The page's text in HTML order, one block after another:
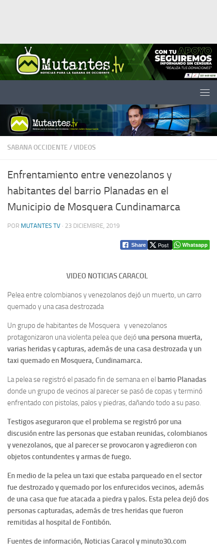
SABANA OCCIDENTE /VIDEOS
Enfrentamiento entre venezolanos y
habitantes del barrio Planadas en el
Municipio de Mosquera Cundinamarca
POR MUTANTES TV · 23 DICIEMBRE, 2019
Share Post Whatsapp
VIDEO NOTICIAS CARACOL
Pelea entre colombianos y venezolanos dejó un muerto, un carro
quemado y una casa destrozada
Un grupo de habitantes de Mosquera y venezolanos
protagonizaron una violenta pelea que dejó una persona muerta,
varias heridas y capturas, además de una casa destrozada y un
taxi quemado en Mosquera, Cundinamarca.
La pelea se registró el pasado fin de semana en el barrio Planadas
donde un grupo de vecinos al parecer se pasó de copas y terminó
enfrentado con pistolas, palos y piedras, dañando todo a su paso.
Testigos aseguraron que el problema se registró por una
discusión entre las personas que estaban reunidas, colombianos
y venezolanos, que al parecer se provocaron y agredieron con
objetos contundentes y armas de fuego.
En medio de la pelea un taxi que estaba parqueado en el sector
fue destrozado y quemado por los enfurecidos vecinos, además
de una casa que fue atacada a piedra y palos. Esta pelea dejó dos
personas capturadas, además de tres heridas que fueron
remitidas al hospital de Fontibón.
Fuentes de información, Noticias Caracol y minuto30.com